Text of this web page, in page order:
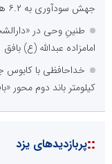
جهش سودآوری به ۶.۲ همت
طنینِ وحی در
امامزاده عبدالله (ع) بافق
کیلومتر باند دوم محور
::پربازدیدهای یزد